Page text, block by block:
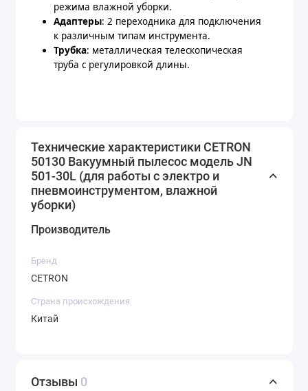
режима влажной уборки.
Адаптеры: 2 переходника для подключения
к различным типам инструмента.
Трубка: металлическая телескопическая
труба с регулировкой длины.
Технические характеристики CETRON
50130 Вакуумный пылесос модель JN
501-30L (для работы с электро и
пневмоинструментом, влажной
уборки)
Производитель
Бренд
CETRON
Страна происхождения
Китай
Отзывы 0